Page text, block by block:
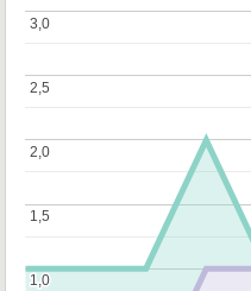
1,0
1,0
1,5
1,5
2,0
2,0
2,5
2,5
3,0
3,0